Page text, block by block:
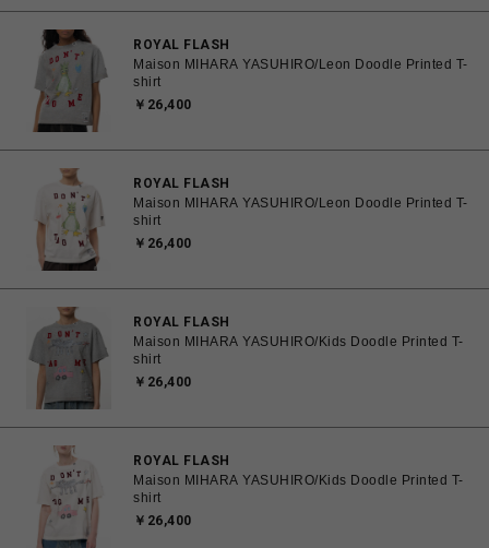
ROYAL FLASH
Maison MIHARA YASUHIRO/Leon Doodle Printed T-
shirt
￥26,400
ROYAL FLASH
Maison MIHARA YASUHIRO/Leon Doodle Printed T-
shirt
￥26,400
ROYAL FLASH
Maison MIHARA YASUHIRO/Kids Doodle Printed T-
shirt
￥26,400
ROYAL FLASH
Maison MIHARA YASUHIRO/Kids Doodle Printed T-
shirt
￥26,400